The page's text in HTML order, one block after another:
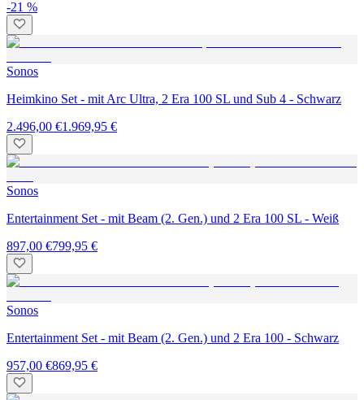
-21 %
Sonos
Heimkino Set - mit Arc Ultra, 2 Era 100 SL und Sub 4 - Schwarz
2.496,00 €1.969,95 €
Sonos
Entertainment Set - mit Beam (2. Gen.) und 2 Era 100 SL - Weiß
897,00 €799,95 €
Sonos
Entertainment Set - mit Beam (2. Gen.) und 2 Era 100 - Schwarz
957,00 €869,95 €